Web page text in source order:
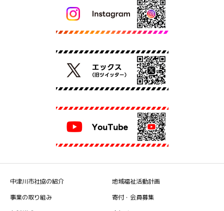
中津川市社協の紹介
地域福祉活動計画
事業の取り組み
寄付・会員募集